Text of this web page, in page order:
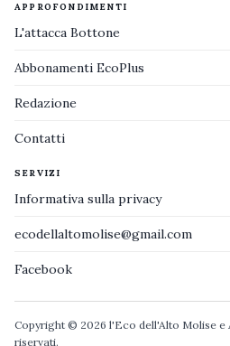
APPROFONDIMENTI
L'attacca Bottone
Abbonamenti EcoPlus
Redazione
Contatti
SERVIZI
Informativa sulla privacy
ecodellaltomolise@gmail.com
Facebook
Copyright © 2026 l'Eco dell'Alto Molise e
riservati.